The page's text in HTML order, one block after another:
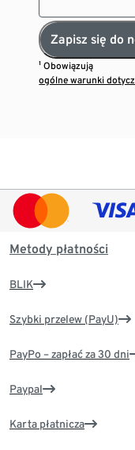
Zapisz się do
¹ Obowiązują
ogólne warunki
Metody płatności
BLIK
Szybki przelew (PayU)
PayPo – zapłać za 30 dni
Paypal
Karta płatnicza